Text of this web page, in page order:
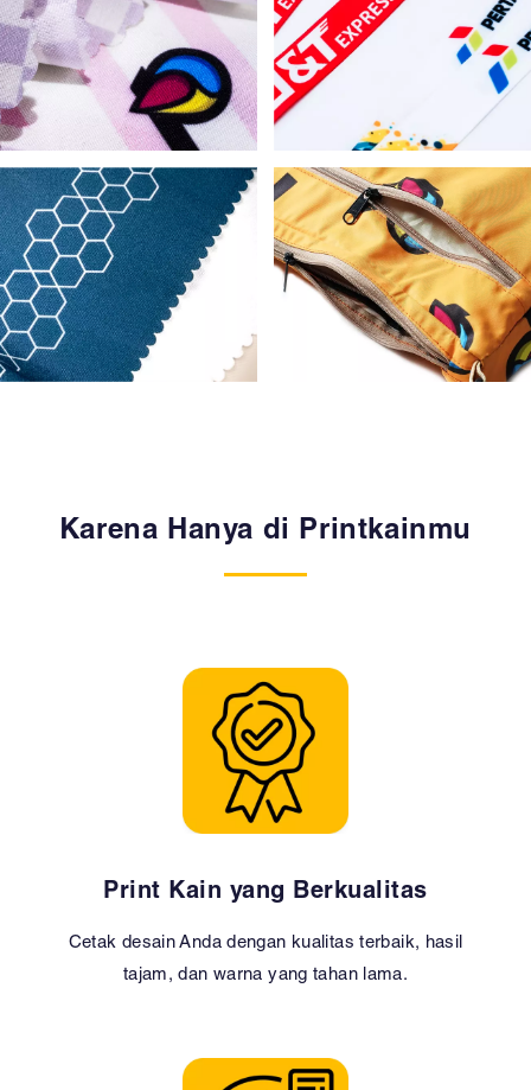
Karena Hanya di Printkainmu
Print Kain yang Berkualitas
Cetak desain Anda dengan kualitas terbaik, hasil
tajam, dan warna yang tahan lama.